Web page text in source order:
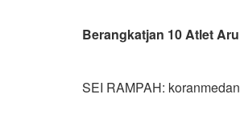
Berangkatjan 10 Atlet
SEI RAMPAH: koranmedan